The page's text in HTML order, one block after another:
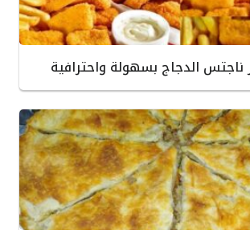
الدجاج بسهولة واحترافية